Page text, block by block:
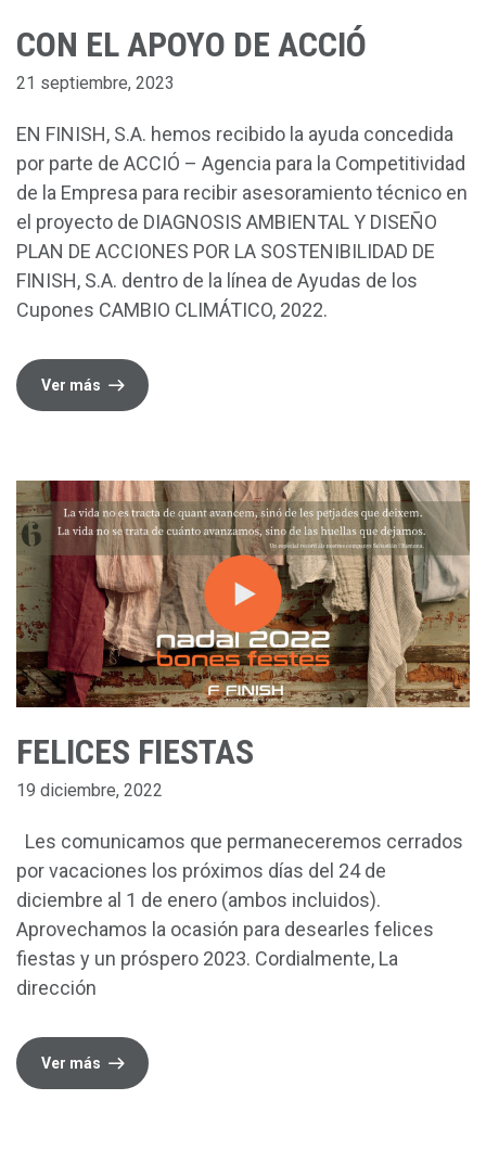
CON EL APOYO DE ACCIÓ
21 septiembre, 2023
EN FINISH, S.A. hemos recibido la ayuda concedida
por parte de ACCIÓ – Agencia para la Competitividad
de la Empresa para recibir asesoramiento técnico en
el proyecto de DIAGNOSIS AMBIENTAL Y DISEÑO
PLAN DE ACCIONES POR LA SOSTENIBILIDAD DE
FINISH, S.A. dentro de la línea de Ayudas de los
Cupones CAMBIO CLIMÁTICO, 2022.
Ver más
FELICES FIESTAS
19 diciembre, 2022
Les comunicamos que permaneceremos cerrados
por vacaciones los próximos días del 24 de
diciembre al 1 de enero (ambos incluidos).
Aprovechamos la ocasión para desearles felices
fiestas y un próspero 2023. Cordialmente, La
dirección
Ver más